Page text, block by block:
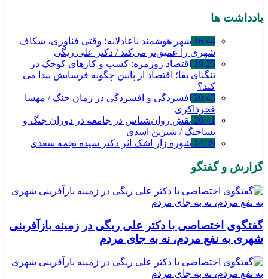
یادداشت ها
16:44 شهر هوشمند ناعادلانه؛ وقتی فناوری، شکاف
شهری را عمیق‌تر می‌کند / دکتر علی ریگی
19:25 اقتصاد روزمره: کسب‌ و کارهای کوچک در
تنگنای بقا؛ اقتصاد از پایین چگونه فرسایش پیدا می
کند؟
20:45 افسردگی و افسردگی در زمان جنگ / مهسا
فخرذاکری
20:41 نقش روان‌شناس در جامعه در دوران جنگ و
پساجنگ / شیرین اسدی
14:39 شوره زار اشک اثر دکتر سیده نجمه سعدی
گزارش و گفتگو
گفتگوی اختصاصی با دکتر علی ریگی در زمینه بازآفرینی
شهری به نفع مردم، نه به جای مردم